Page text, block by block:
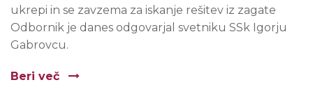
ukrepi in se zavzema za iskanje rešitev iz zagate
Odbornik je danes odgovarjal svetniku SSk Igorju
Gabrovcu.
Beri več